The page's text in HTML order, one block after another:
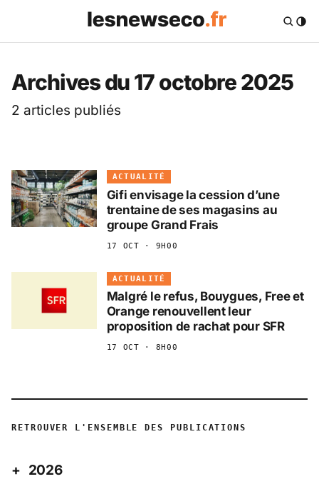
Les News Eco .fr —
Archives du 17 octobre 2025
2 articles publiés
ACTUALITÉ
Gifi envisage la cession d’une
trentaine de ses magasins au
groupe Grand Frais
17 OCT · 9H00
ACTUALITÉ
Malgré le refus, Bouygues, Free et
Orange renouvellent leur
proposition de rachat pour SFR
17 OCT · 8H00
RETROUVER L'ENSEMBLE DES PUBLICATIONS
2026